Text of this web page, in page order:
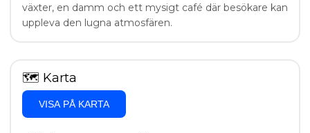
växter, en damm och ett mysigt café där besökare kan
uppleva den lugna atmosfären.
🗺 Karta
VISA PÅ KARTA